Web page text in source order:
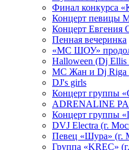
Финал конкурса
Концерт
Концерт Евгения
Пенная вечеринка
«МС ШОУ»
Halloween (Dj Ellis
МС Жан и Dj Riga
DJ's girls
Концерт группы
ADRENALINE
Концерт группы
DVJ Electra (г.
Певец «Шура» (г.
Группа «KREC»